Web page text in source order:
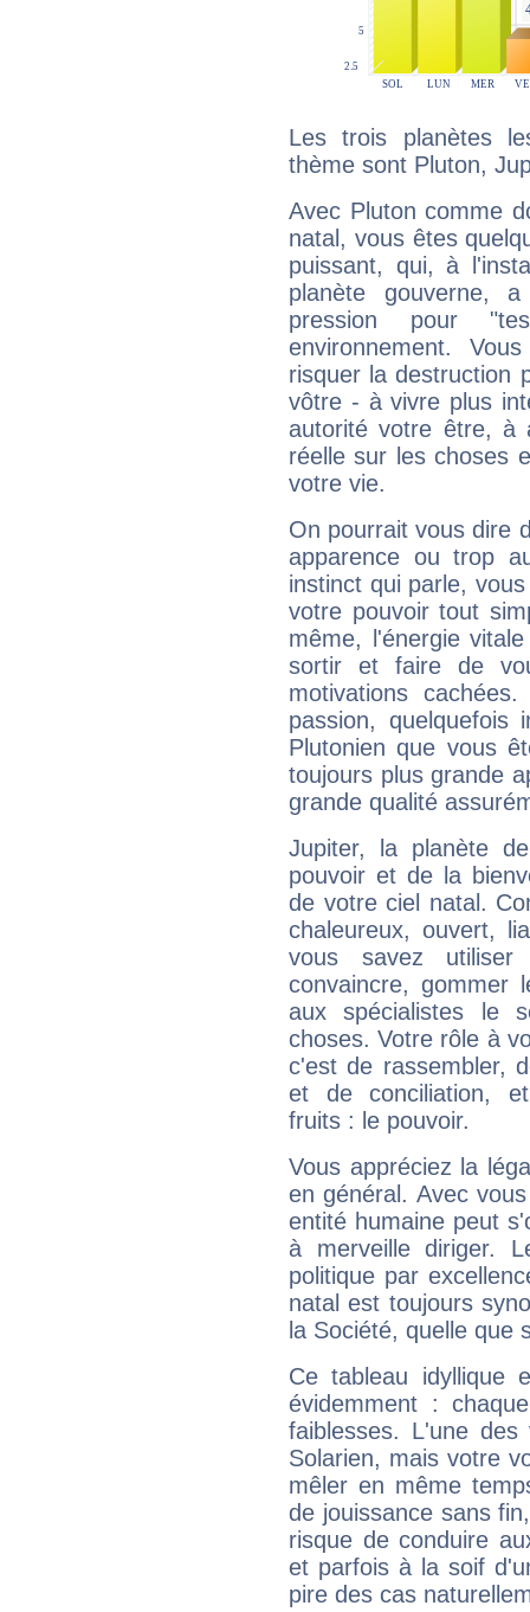
Les trois planètes
thème sont Pluton,
Avec Pluton comme
natal, vous êtes
puissant, qui, à
planète gouverne,
pression pour
environnement.
risquer la destruction
vôtre - à vivre plus
autorité votre être, à
réelle sur les choses
votre vie.
On pourrait vous dire
apparence ou trop
instinct qui parle,
votre pouvoir tout
même, l'énergie
sortir et faire de
motivations
passion, quelquefois
Plutonien que vous
toujours plus grande
grande qualité
Jupiter, la planète
pouvoir et de la
de votre ciel natal.
chaleureux, ouvert,
vous savez
convaincre, gommer
aux spécialistes le
choses. Votre rôle à
c'est de rassembler,
et de conciliation,
fruits : le pouvoir.
Vous appréciez la
en général. Avec
entité humaine peut
à merveille diriger.
politique par
natal est toujours
la Société, quelle que
Ce tableau idyllique
évidemment :
faiblesses. L'une
Solarien, mais votre
mêler en même
de jouissance sans
risque de conduire
et parfois à la soif
pire des cas